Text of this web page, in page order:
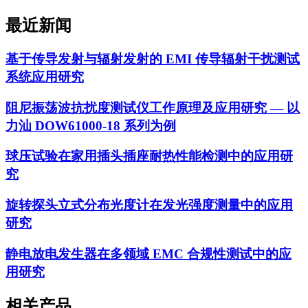
最近新闻
基于传导发射与辐射发射的 EMI 传导辐射干扰测试
系统应用研究
阻尼振荡波抗扰度测试仪工作原理及应用研究 — 以
力汕 DOW61000-18 系列为例
球压试验在家用插头插座耐热性能检测中的应用研
究
旋转探头立式分布光度计在发光强度测量中的应用
研究
静电放电发生器在多领域 EMC 合规性测试中的应
用研究